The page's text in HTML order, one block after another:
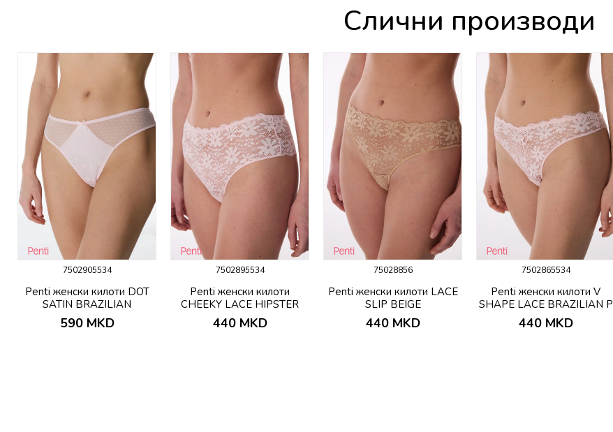
Слични производи
7502905534
Penti женски килоти DOT
SATIN BRAZILIAN
590 MKD
7502895534
Penti женски килоти
CHEEKY LACE HIPSTER
440 MKD
75028856
Penti женски килоти LACE
SLIP BEIGE
440 MKD
7502865534
Penti женски килоти V
SHAPE LACE BRAZILIAN P
440 MKD